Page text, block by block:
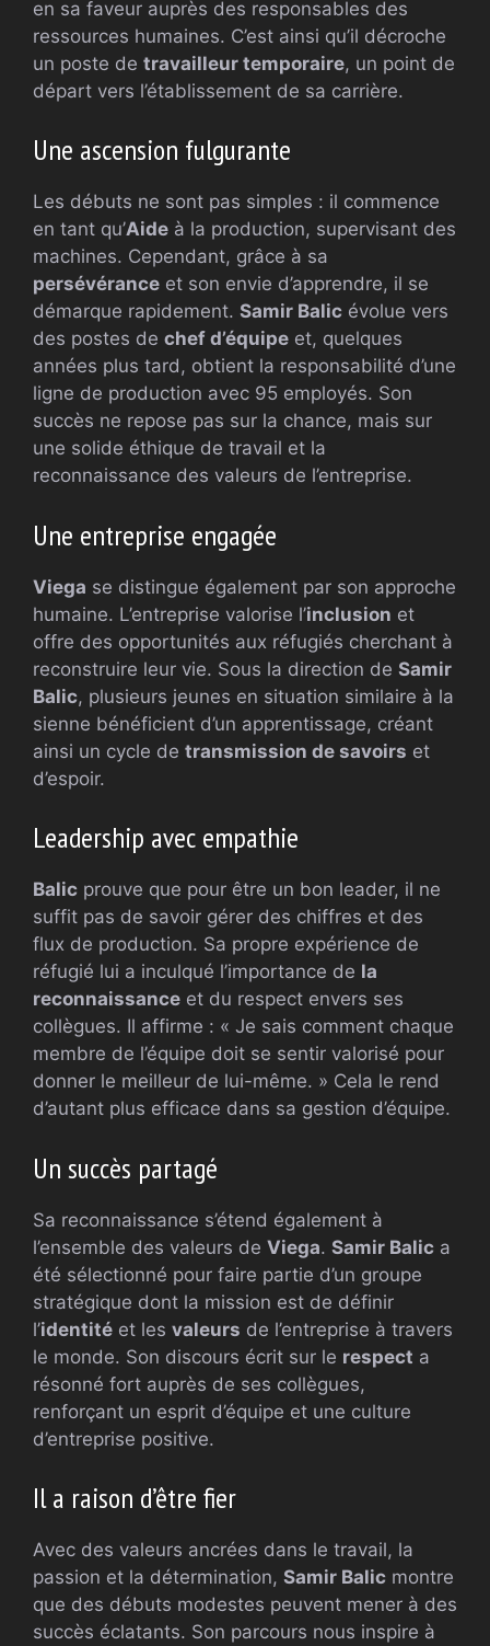
en sa faveur auprès des responsables des
ressources humaines. C’est ainsi qu’il décroche
un poste de travailleur temporaire, un point de
départ vers l’établissement de sa carrière.
Une ascension fulgurante
Les débuts ne sont pas simples : il commence
en tant qu’Aide à la production, supervisant des
machines. Cependant, grâce à sa
persévérance et son envie d’apprendre, il se
démarque rapidement. Samir Balic évolue vers
des postes de chef d’équipe et, quelques
années plus tard, obtient la responsabilité d’une
ligne de production avec 95 employés. Son
succès ne repose pas sur la chance, mais sur
une solide éthique de travail et la
reconnaissance des valeurs de l’entreprise.
Une entreprise engagée
Viega se distingue également par son approche
humaine. L’entreprise valorise l’inclusion et
offre des opportunités aux réfugiés cherchant à
reconstruire leur vie. Sous la direction de Samir
Balic, plusieurs jeunes en situation similaire à la
sienne bénéficient d’un apprentissage, créant
ainsi un cycle de transmission de savoirs et
d’espoir.
Leadership avec empathie
Balic prouve que pour être un bon leader, il ne
suffit pas de savoir gérer des chiffres et des
flux de production. Sa propre expérience de
réfugié lui a inculqué l’importance de la
reconnaissance et du respect envers ses
collègues. Il affirme : « Je sais comment chaque
membre de l’équipe doit se sentir valorisé pour
donner le meilleur de lui-même. » Cela le rend
d’autant plus efficace dans sa gestion d’équipe.
Un succès partagé
Sa reconnaissance s’étend également à
l’ensemble des valeurs de Viega. Samir Balic a
été sélectionné pour faire partie d’un groupe
stratégique dont la mission est de définir
l’identité et les valeurs de l’entreprise à travers
le monde. Son discours écrit sur le respect a
résonné fort auprès de ses collègues,
renforçant un esprit d’équipe et une culture
d’entreprise positive.
Il a raison d’être fier
Avec des valeurs ancrées dans le travail, la
passion et la détermination, Samir Balic montre
que des débuts modestes peuvent mener à des
succès éclatants. Son parcours nous inspire à